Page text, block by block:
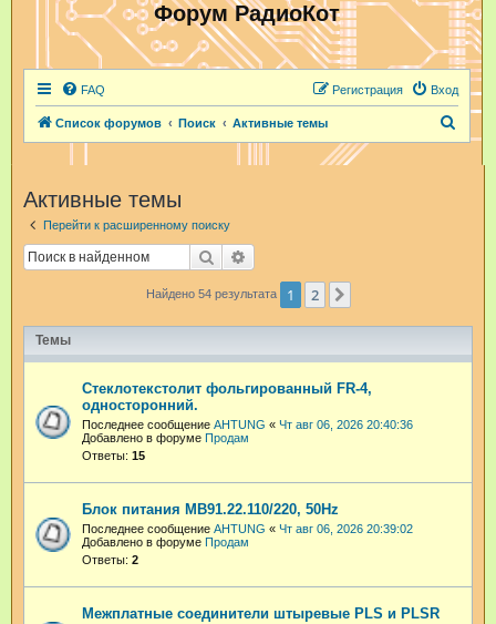
Форум РадиоКот
FAQ Вход
Регистрация
Список форумов Поиск Активные темы
Активные темы
Перейти к расширенному поиску
Поиск
Найдено 54 результата 1 2
Темы
Стеклотекстолит фольгированный FR-4,
односторонний.
Последнее сообщение AHTUNG « Чт авг 06, 2026 20:40:36
Добавлено в форуме Продам
Ответы: 15
Блок питания МВ91.22.110/220, 50Hz
Последнее сообщение AHTUNG « Чт авг 06, 2026 20:39:02
Добавлено в форуме Продам
Ответы: 2
Межплатные соединители штыревые PLS и PLSR